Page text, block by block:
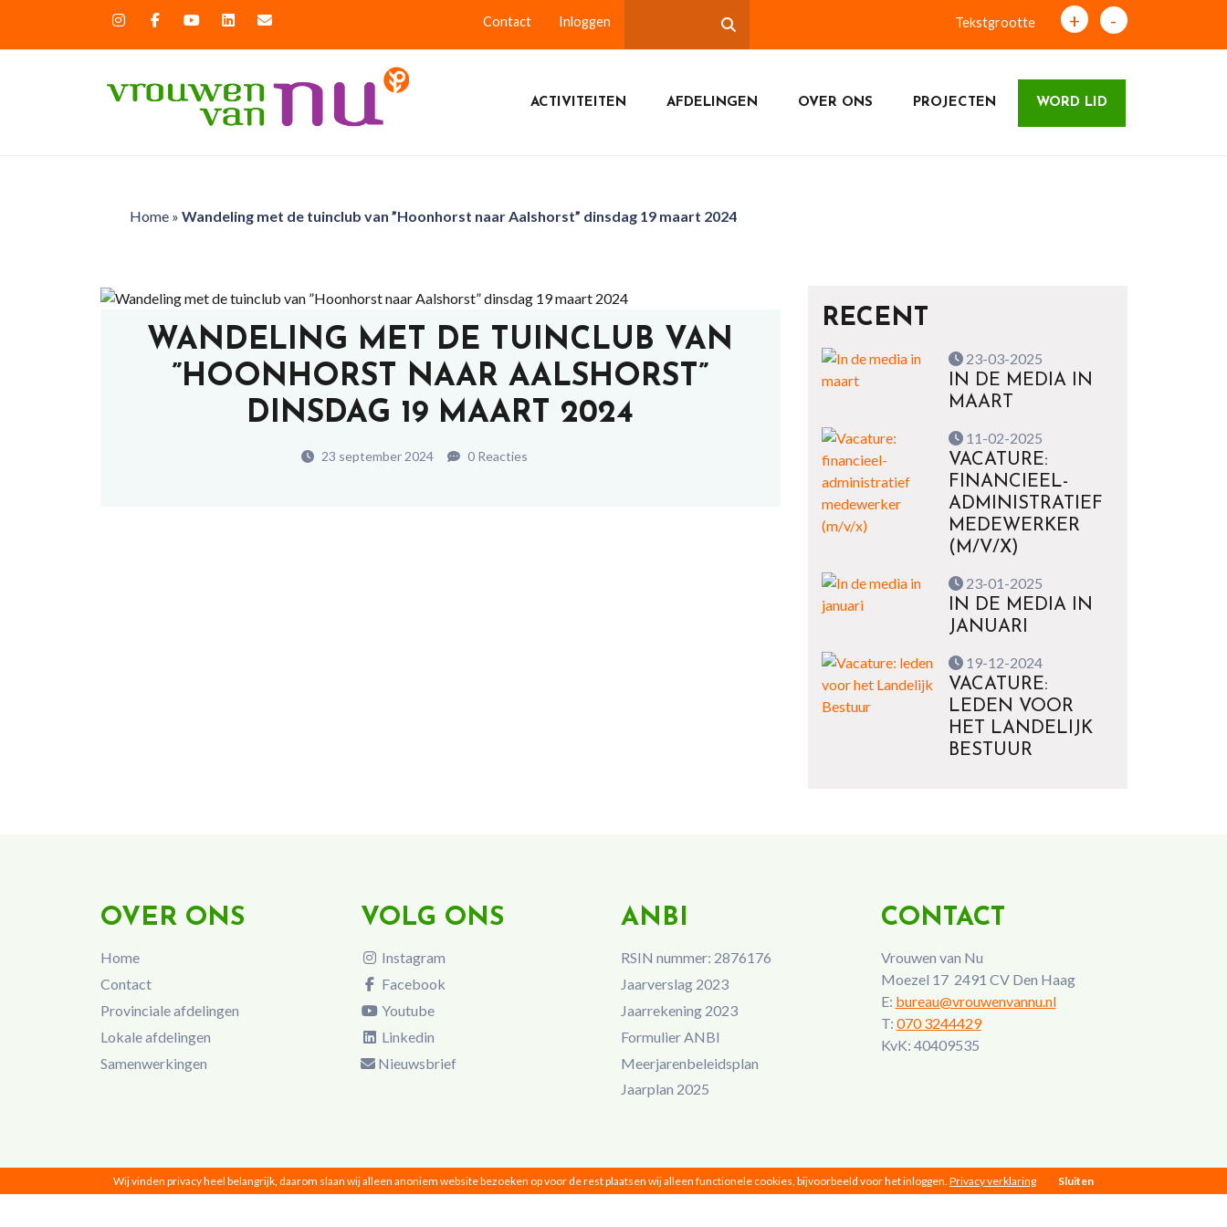
Contact Inloggen Tekstgrootte + -
ACTIVITEITEN AFDELINGEN OVER ONS PROJECTEN WORD LID
Home» Wandeling met de tuinclub van ”Hoonhorst naar Aalshorst” dinsdag 19 maart 2024
WANDELING MET DE TUINCLUB VAN
”HOONHORST NAAR AALSHORST”
DINSDAG 19 MAART 2024
23 september 2024 0 Reacties
RECENT
23-03-2025
IN DE MEDIA IN
MAART
11-02-2025
VACATURE:
FINANCIEEL-
ADMINISTRATIEF
MEDEWERKER
(M/V/X)
23-01-2025
IN DE MEDIA IN
JANUARI
19-12-2024
VACATURE:
LEDEN VOOR
HET LANDELIJK
BESTUUR
OVER ONS
Home
Contact
Provinciale afdelingen
Lokale afdelingen
Samenwerkingen
VOLG ONS
Instagram
Facebook
Youtube
Linkedin
Nieuwsbrief
ANBI
RSIN nummer: 2876176
Jaarverslag 2023
Jaarrekening 2023
Formulier ANBI
Meerjarenbeleidsplan
Jaarplan 2025
CONTACT
Vrouwen van Nu
Moezel 17 2491 CV Den Haag
E: bureau@vrouwenvannu.nl
T: 070 3244429
KvK: 40409535
Wij vinden privacy heel belangrijk, daarom slaan wij alleen anoniem website bezoeken op voor de rest plaatsen wij alleen functionele cookies, bijvoorbeeld voor het inloggen. Privacy verklaring Sluiten